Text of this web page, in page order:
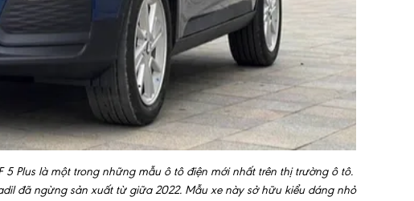
Plus là một trong những mẫu ô tô điện mới nhất trên thị trường ô tô.
đã ngừng sản xuất từ giữa 2022. Mẫu xe này sở hữu kiểu dáng nhỏ